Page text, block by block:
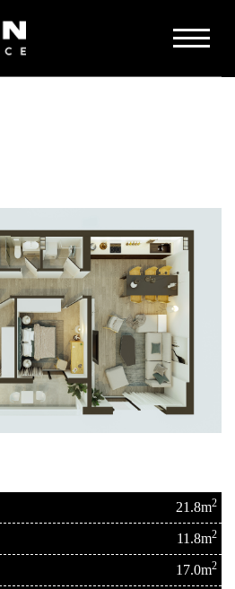
PËR NE
KATALOGU
NA KONTAKTONI
+383 48 444 422
21.8m2
11.8m2
17.0m2